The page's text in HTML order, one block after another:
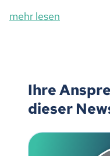
mehr lesen
Ihre
dieser